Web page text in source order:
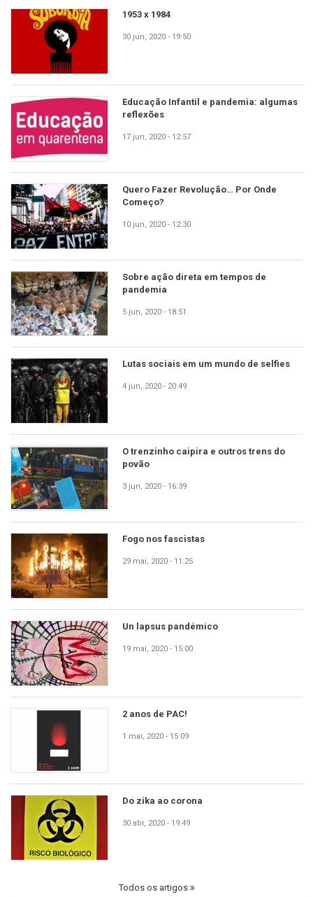
1953 x 1984
30 jun, 2020 - 19:50
Educação Infantil e pandemia: algumas
reflexões
17 jun, 2020 - 12:57
Quero Fazer Revolução… Por Onde
Começo?
10 jun, 2020 - 12:30
Sobre ação direta em tempos de
pandemia
5 jun, 2020 - 18:51
Lutas sociais em um mundo de selfies
4 jun, 2020 - 20:49
O trenzinho caipira e outros trens do
povão
3 jun, 2020 - 16:39
Fogo nos fascistas
29 mai, 2020 - 11:25
Un lapsus pandémico
19 mai, 2020 - 15:00
2 anos de PAC!
1 mai, 2020 - 15:09
Do zika ao corona
30 abr, 2020 - 19:49
Todos os artigos